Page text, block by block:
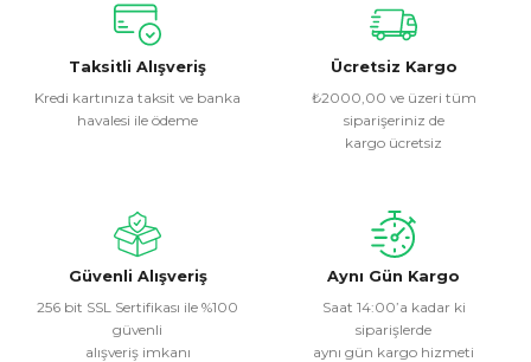
konularda yetersiz gördüğünüz noktaları öneri formunu
kullanarak tarafımıza iletebilirsiniz.
Görüş ve önerileriniz için teşekkür ederiz.
Ürün resmi kalitesiz, bozuk veya görüntülenemiyor.
Ürün fiyatı diğer sitelerden daha pahalı.
Bu ürüne benzer farklı alternatifler olmalı.
Taksitli Alışveriş
Kredi kartınıza taksit ve banka
havalesi ile ödeme
Ücretsiz Kargo
₺2000,00 ve üzeri tüm
siparişeriniz de
kargo ücretsiz
Güvenli Alışveriş
256 bit SSL Sertifikası ile %100
güvenli
alışveriş imkanı
Aynı Gün Kargo
Saat 14:00’a kadar ki
siparişlerde
aynı gün kargo hizmeti